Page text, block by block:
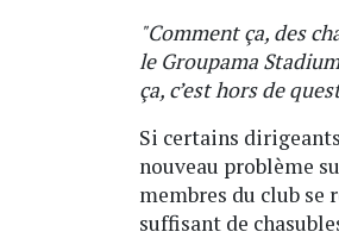
"Comment ça, des
le Groupama
ça, c’est hors de
Si certains
nouveau problème
membres du club se
suffisant de